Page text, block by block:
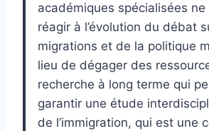
académiques spécialisées
réagir à l’évolution du débat
migrations et de la politique
lieu de dégager des
recherche à long terme qui
garantir une étude
de l’immigration, qui est une